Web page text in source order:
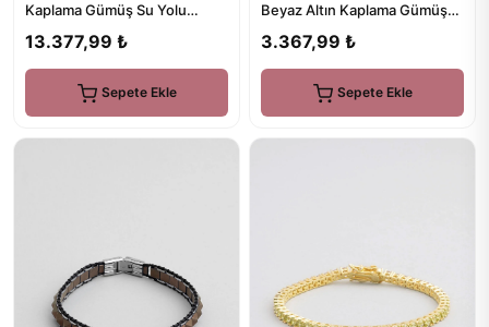
Kaplama Gümüş Su Yolu
13.377,99 ₺
Sepete Ekle
Beyaz Altın Kaplama Gümüş
3.367,99 ₺
Sepete Ekle